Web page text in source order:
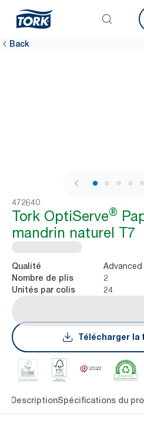
Back
1 / 8
472640
Tork OptiServe®
mandrin naturel T7
Qualité Advanced
Nombre de plis 2
Unités par colis 24
Télécharger la
DescriptionSpécifications du